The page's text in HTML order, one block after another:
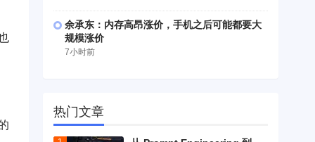
余承东：内存高昂涨价，手机之后可能都要大
规模涨价
7小时前
热门文章